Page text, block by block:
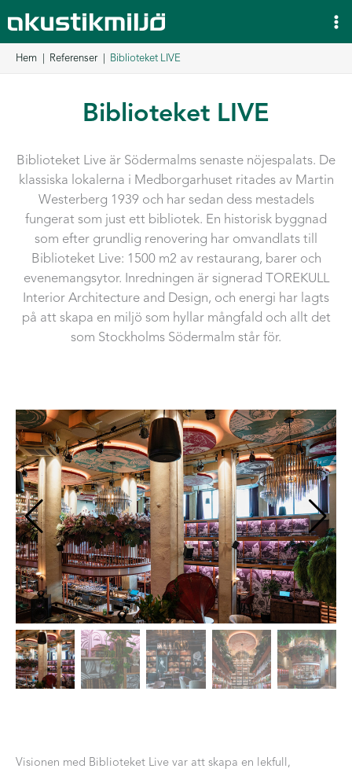
till
innehåll
Hem Referenser Biblioteket LIVE
Biblioteket LIVE
Biblioteket Live är Södermalms senaste nöjespalats. De
klassiska lokalerna i Medborgarhuset ritades av Martin
Westerberg 1939 och har sedan dess mestadels
fungerat som just ett bibliotek. En historisk byggnad
som efter grundlig renovering har omvandlats till
Biblioteket Live: 1500 m2 av restaurang, barer och
evenemangsytor. Inredningen är signerad TOREKULL
Interior Architecture and Design, och energi har lagts
på att skapa en miljö som hyllar mångfald och allt det
som Stockholms Södermalm står för.
Visionen med Biblioteket Live var att skapa en lekfull,